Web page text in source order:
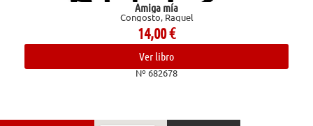
Amiga mía
Congosto, Raquel
14,00€
Ver libro
Nº 682678